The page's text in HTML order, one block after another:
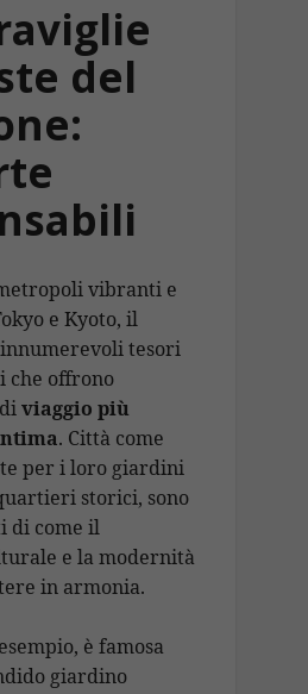
del
vibranti e
e Kyoto, il
tesori
che offrono
viaggio più
. Città come
per i loro giardini
storici, sono
di come il
e la modernità
in armonia.
è famosa
giardino